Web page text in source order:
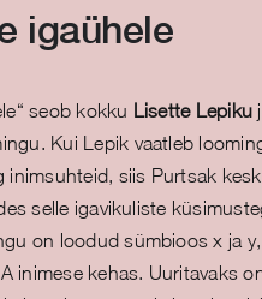
igaühele
seob kokku Lisette Lepiku
Kui Lepik vaatleb
inimsuhteid, siis Purtsak
selle igavikuliste
on loodud sümbioos x ja
inimese kehas. Uuritavaks